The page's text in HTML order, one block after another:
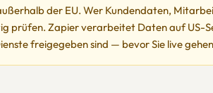
der EU. Wer Kundendaten,
prüfen. Zapier verarbeitet Daten auf
freigegeben sind — bevor Sie live